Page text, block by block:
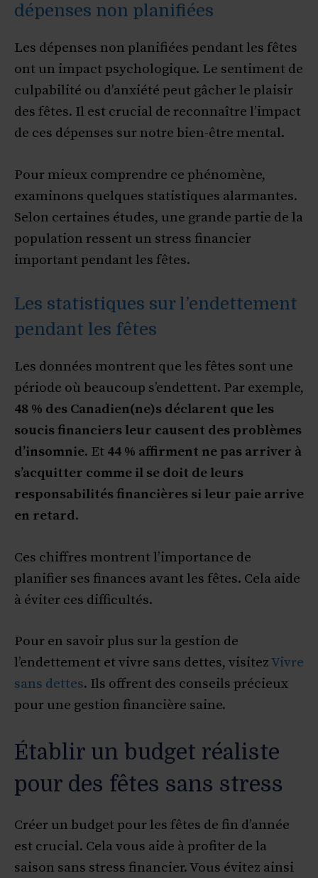
dépenses non planifiées
Les dépenses non planifiées pendant les fêtes
ont un impact psychologique. Le sentiment de
culpabilité ou d’anxiété peut gâcher le plaisir
des fêtes. Il est crucial de reconnaître l’impact
de ces dépenses sur notre bien-être mental.
Pour mieux comprendre ce phénomène,
examinons quelques statistiques alarmantes.
Selon certaines études, une grande partie de la
population ressent un stress financier
important pendant les fêtes.
Les statistiques sur l’endettement
pendant les fêtes
Les données montrent que les fêtes sont une
période où beaucoup s’endettent. Par exemple,
48 % des Canadien(ne)s déclarent que les
soucis financiers leur causent des problèmes
d’insomnie. Et 44 % affirment ne pas arriver à
s’acquitter comme il se doit de leurs
responsabilités financières si leur paie arrive
en retard.
Ces chiffres montrent l’importance de
planifier ses finances avant les fêtes. Cela aide
à éviter ces difficultés.
Pour en savoir plus sur la gestion de
l’endettement et vivre sans dettes, visitezVivre
sans dettes. Ils offrent des conseils précieux
pour une gestion financière saine.
Établir un budget réaliste
pour des fêtes sans stress
Créer un budget pour les fêtes de fin d’année
est crucial. Cela vous aide à profiter de la
saison sans stress financier. Vous évitez ainsi